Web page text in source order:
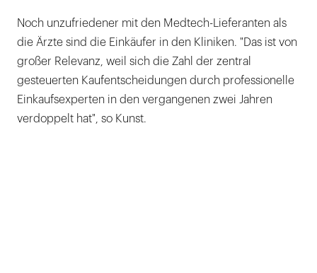
Noch unzufriedener mit den Medtech-Lieferanten als
die Ärzte sind die Einkäufer in den Kliniken. "Das ist von
großer Relevanz, weil sich die Zahl der zentral
gesteuerten Kaufentscheidungen durch professionelle
Einkaufsexperten in den vergangenen zwei Jahren
verdoppelt hat", so Kunst.